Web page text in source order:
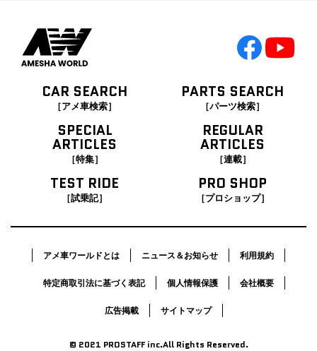
CAR SEARCH
［アメ車検索］
PARTS SEARCH
［パーツ検索］
SPECIAL
ARTICLES
［特集］
REGULAR
ARTICLES
［連載］
TEST RIDE
［試乗記］
PRO SHOP
［プロショップ］
アメ車ワールドとは ニュース＆お知らせ 利用規約
特定商取引法に基づく表記 個人情報保護 会社概要
広告掲載 サイトマップ
© 2021 PROSTAFF inc.All Rights Reserved.